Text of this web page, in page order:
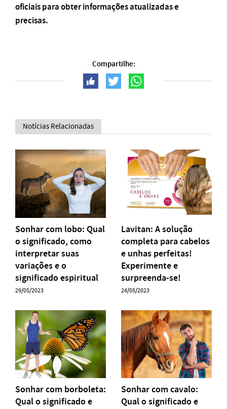
oficiais para obter informações atualizadas e
precisas.
Compartilhe:
Notícias Relacionadas
Sonhar com lobo: Qual
o significado, como
interpretar suas
variações e o
significado espiritual
29/05/2023
Lavitan: A solução
completa para cabelos
e unhas perfeitas!
Experimente e
surpreenda-se!
24/05/2023
Sonhar com borboleta:
Qual o significado e
Sonhar com cavalo:
Qual o significado e